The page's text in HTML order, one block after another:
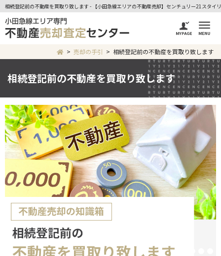
相続登記前の不動産を買取り致します - 【小田急線エリアの不動産売却】センチュリー21スタイ
売却の手引 相続登記前の不動産を買取り致します
相続登記前の不動産を買取り致します